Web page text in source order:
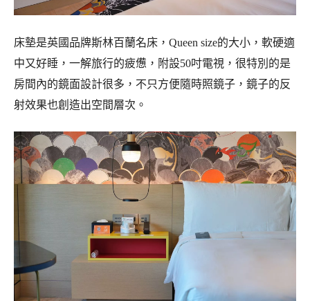
床墊是英國品牌斯林百蘭名床，Queen size的大小，軟硬適
中又好睡，一解旅行的疲憊，附設50吋電視，很特別的是
房間內的鏡面設計很多，不只方便隨時照鏡子，鏡子的反
射效果也創造出空間層次。